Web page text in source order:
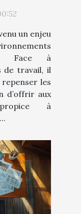
un enjeu
Face à
de travail, il
les
d’offrir aux
à